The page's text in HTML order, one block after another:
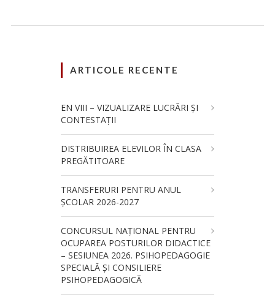
ARTICOLE RECENTE
EN VIII – VIZUALIZARE LUCRĂRI ȘI
CONTESTAȚII
DISTRIBUIREA ELEVILOR ÎN CLASA
PREGĂTITOARE
TRANSFERURI PENTRU ANUL
ȘCOLAR 2026-2027
CONCURSUL NAŢIONAL PENTRU
OCUPAREA POSTURILOR DIDACTICE
– SESIUNEA 2026. PSIHOPEDAGOGIE
SPECIALĂ ȘI CONSILIERE
PSIHOPEDAGOGICĂ